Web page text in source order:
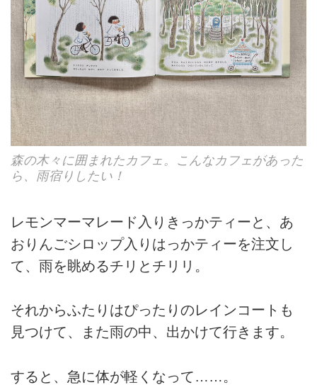
森の木々に囲まれたカフェ。こんなカフェがあった
ら、雨宿りしたい！
レモンマーマレード入りきっかティーと、あ
おりんごシロップ入りはっかティーを注文し
て、雨を眺めるチリとチリリ。
それからふたりはぴったりのレインコートも
見つけて、また雨の中、出かけて行きます。
すると、急に体が軽くなって……。